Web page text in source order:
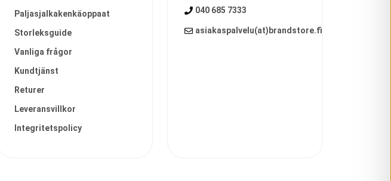
Paljasjalkakenkäoppaat
Storleksguide
Vanliga frågor
Kundtjänst
Returer
Leveransvillkor
Integritetspolicy
040 685 7333
asiakaspalvelu(at)brandstore.fi